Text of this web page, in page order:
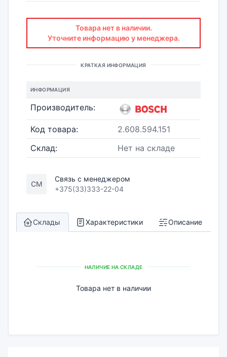
Товара нет в наличии.
Уточните информацию у менеджера.
КРАТКАЯ ИНФОРМАЦИЯ
ИНФОРМАЦИЯ
Производитель:
Код товара:
2.608.594.151
Склад:
Нет на складе
СМ
Связь с менеджером
+375(33)333-22-04
Склады Характеристики Описание
НАЛИЧИЕ НА СКЛАДЕ
Товара нет в наличии